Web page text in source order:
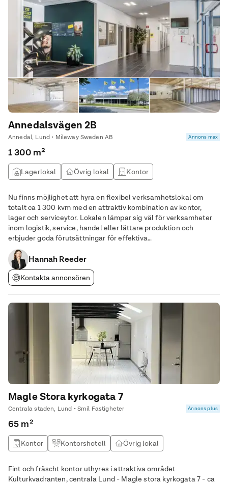
Annedalsvägen 2B
Annedal, Lund • Mileway Sweden AB Annons max
1 300 m²
Lagerlokal Övrig lokal Kontor
Nu finns möjlighet att hyra en flexibel verksamhetslokal om
totalt ca 1 300 kvm med en attraktiv kombination av kontor,
lager och serviceytor. Lokalen lämpar sig väl för verksamheter
inom logistik, service, handel eller lättare produktion och
erbjuder goda förutsättningar för effektiva
arbetsflöden.Kontorsytorna är moderna och välplanerade med
flera enskilda kontorsrum, mötes- och konferensrum
Hannah Reeder
Kontakta annonsören
Magle Stora kyrkogata 7
Centrala staden, Lund • Smil Fastigheter Annons plus
65 m²
Kontor Kontorshotell Övrig lokal
Fint och fräscht kontor uthyres i attraktiva området
Kulturkvadranten, centrala Lund - Magle stora kyrkogata 7 - ca